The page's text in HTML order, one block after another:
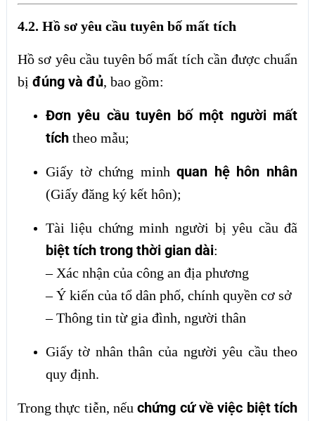
4.2. Hồ sơ yêu cầu tuyên bố mất tích
Hồ sơ yêu cầu tuyên bố mất tích cần được chuẩn
bị đúng và đủ, bao gồm:
Đơn yêu cầu tuyên bố một người mất
tíchtheo mẫu;
Giấy tờ chứng minhquan hệ hôn nhân
(Giấy đăng ký kết hôn);
Tài liệu chứng minh người bị yêu cầu đã
biệt tích trong thời gian dài:
– Xác nhận của công an địa phương
– Ý kiến của tổ dân phố, chính quyền cơ sở
– Thông tin từ gia đình, người thân
Giấy tờ nhân thân của người yêu cầu theo
quy định.
Trong thực tiễn, nếuchứng cứ về việc biệt tích